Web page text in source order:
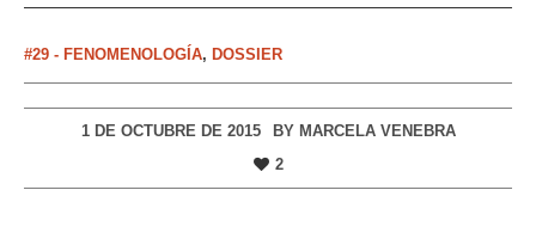
#29 - FENOMENOLOGÍA, DOSSIER
1 DE OCTUBRE DE 2015 BY MARCELA VENEBRA
2